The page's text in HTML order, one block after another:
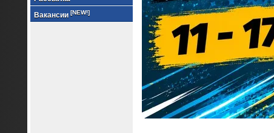
Вакансии [NEW!]